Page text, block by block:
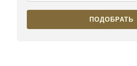
ПОДОБРАТЬ